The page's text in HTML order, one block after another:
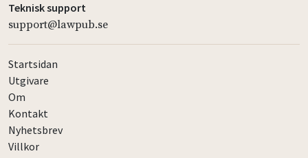
Teknisk support
support@lawpub.se
Startsidan
Utgivare
Om
Kontakt
Nyhetsbrev
Villkor